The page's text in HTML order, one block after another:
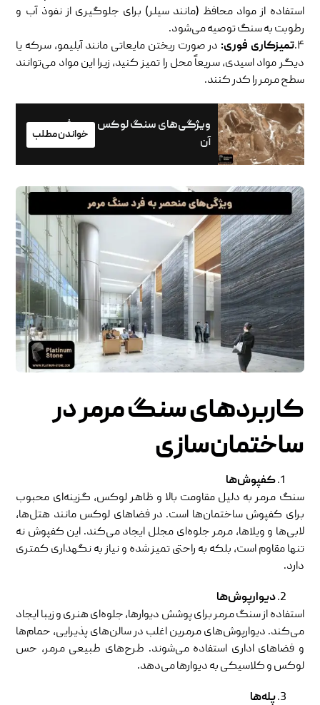
استفاده از مواد محافظ (مانند سیلر) برای جلوگیری از نفوذ آب و
رطوبت به سنگ توصیه می‌شود.
۴. تمیزکاری فوری: در صورت ریختن مایعاتی مانند آبلیمو، سرکه یا
دیگر مواد اسیدی، سریعاً محل را تمیز کنید، زیرا این مواد می‌توانند
سطح مرمر را کدر کنند.
ویژگی‌های سنگ لوکس و معرفی
آن
خواندن مطلب
کاربردهای سنگ مرمر در
ساختمان‌سازی
کفپوش‌ها
سنگ مرمر به دلیل مقاومت بالا و ظاهر لوکس، گزینه‌ای محبوب
برای کفپوش ساختمان‌ها است. در فضاهای لوکس مانند هتل‌ها،
لابی‌ها و ویلاها، مرمر جلوه‌ای مجلل ایجاد می‌کند. این کفپوش نه
تنها مقاوم است، بلکه به راحتی تمیز شده و نیاز به نگهداری کمتری
دارد.
دیوارپوش‌ها
استفاده از سنگ مرمر برای پوشش دیوارها، جلوه‌ای هنری و زیبا ایجاد
می‌کند. دیوارپوش‌های مرمرین اغلب در سالن‌های پذیرایی، حمام‌ها
و فضاهای اداری استفاده می‌شوند. طرح‌های طبیعی مرمر، حس
لوکس و کلاسیکی به دیوارها می‌دهد.
پله‌ها